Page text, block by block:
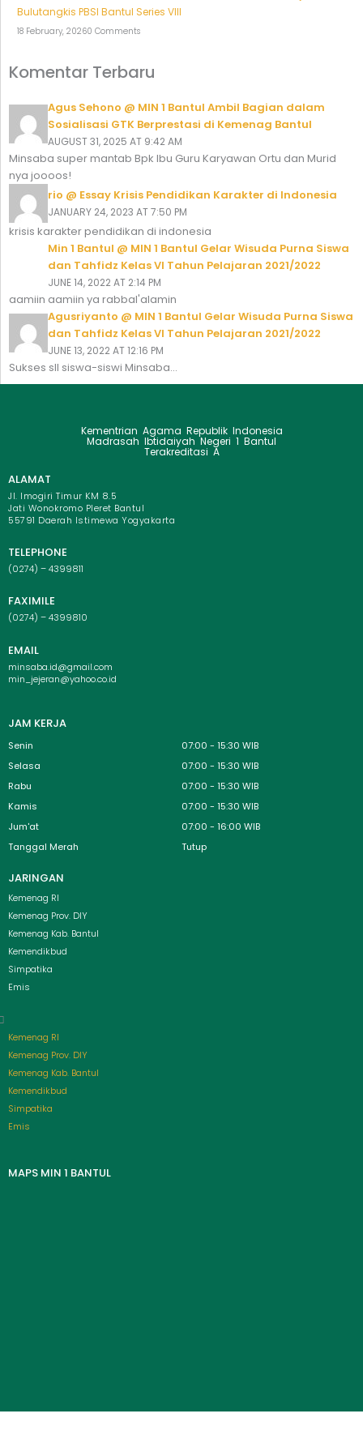
Bulutangkis PBSI Bantul Series VIII
18 February, 20260 Comments
Komentar Terbaru
Agus Sehono @ MIN 1 Bantul Ambil Bagian dalam
Sosialisasi GTK Berprestasi di Kemenag Bantul
AUGUST 31, 2025 AT 9:42 AM
Minsaba super mantab Bpk Ibu Guru Karyawan Ortu dan Murid
nya joooos!
rio @ Essay Krisis Pendidikan Karakter di Indonesia
JANUARY 24, 2023 AT 7:50 PM
krisis karakter pendidikan di indonesia
Min 1 Bantul @ MIN 1 Bantul Gelar Wisuda Purna Siswa
dan Tahfidz Kelas VI Tahun Pelajaran 2021/2022
JUNE 14, 2022 AT 2:14 PM
aamiin aamiin ya rabbal'alamin
Agusriyanto @ MIN 1 Bantul Gelar Wisuda Purna Siswa
dan Tahfidz Kelas VI Tahun Pelajaran 2021/2022
JUNE 13, 2022 AT 12:16 PM
Sukses sll siswa-siswi Minsaba...
Kementrian Agama Republik Indonesia
Madrasah Ibtidaiyah Negeri 1 Bantul
Terakreditasi A
ALAMAT
Jl. Imogiri Timur KM 8.5
Jati Wonokromo Pleret Bantul
55791 Daerah Istimewa Yogyakarta
TELEPHONE
(0274) – 4399811
FAXIMILE
(0274) – 4399810
EMAIL
minsaba.id@gmail.com
min_jejeran@yahoo.co.id
JAM KERJA
Senin
07:00 - 15:30 WIB
Selasa
07:00 - 15:30 WIB
Rabu
07:00 - 15:30 WIB
Kamis
07:00 - 15:30 WIB
Jum'at
07:00 - 16:00 WIB
Tanggal Merah
Tutup
JARINGAN
Kemenag RI
Kemenag Prov. DIY
Kemenag Kab. Bantul
Kemendikbud
Simpatika
Emis
Menu
Kemenag RI
Kemenag Prov. DIY
Kemenag Kab. Bantul
Kemendikbud
Simpatika
Emis
MAPS MIN 1 BANTUL